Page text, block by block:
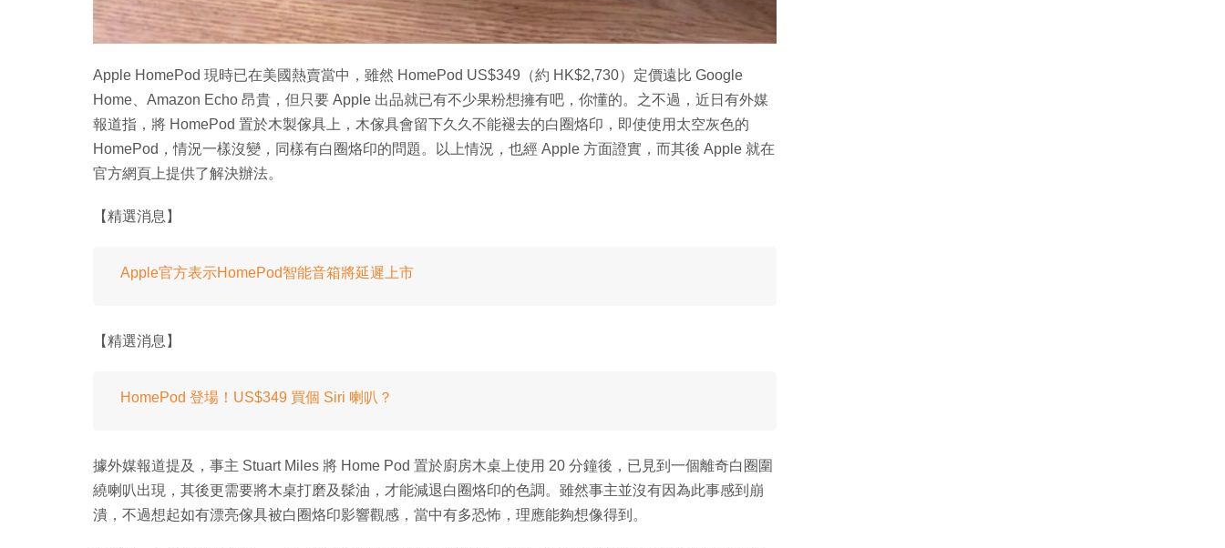
Apple HomePod 現時已在美國熱賣當中，雖然 HomePod US$349（約 HK$2,730）定價遠比 Google
Home、Amazon Echo 昂貴，但只要 Apple 出品就已有不少果粉想擁有吧，你懂的。之不過，近日有外媒
報道指，將 HomePod 置於木製傢具上，木傢具會留下久久不能褪去的白圈烙印，即使使用太空灰色的
HomePod，情況一樣沒變，同樣有白圈烙印的問題。以上情況，也經 Apple 方面證實，而其後 Apple 就在
官方網頁上提供了解決辦法。
【精選消息】
Apple官方表示HomePod智能音箱將延遲上市
【精選消息】
HomePod 登場！US$349 買個 Siri 喇叭？
據外媒報道提及，事主 Stuart Miles 將 Home Pod 置於廚房木桌上使用 20 分鐘後，已見到一個離奇白圈圍
繞喇叭出現，其後更需要將木桌打磨及髹油，才能減退白圈烙印的色調。雖然事主並沒有因為此事感到崩
潰，不過想起如有漂亮傢具被白圈烙印影響觀感，當中有多恐怖，理應能夠想像得到。